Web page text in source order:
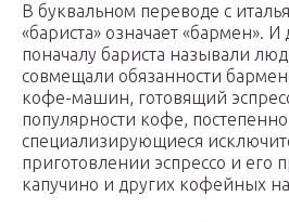
В буквальном переводе с
«бариста» означает «бармен». И
поначалу бариста называли
совмещали обязанности
кофе-машин, готовящий
популярности кофе,
специализирующиеся
приготовлении эспрессо и его
капучино и других кофейных